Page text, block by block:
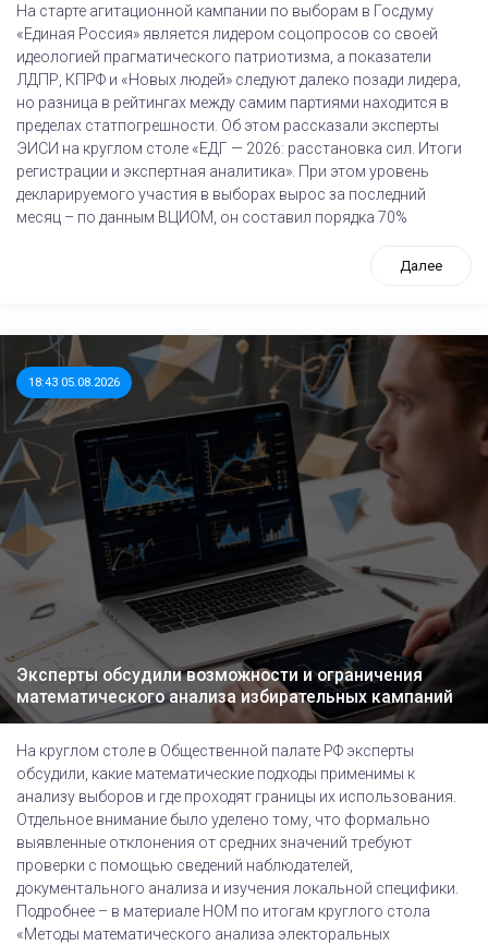
На старте агитационной кампании по выборам в Госдуму
«Единая Россия» является лидером соцопросов со своей
идеологией прагматического патриотизма, а показатели
ЛДПР, КПРФ и «Новых людей» следуют далеко позади лидера,
но разница в рейтингах между самим партиями находится в
пределах статпогрешности. Об этом рассказали эксперты
ЭИСИ на круглом столе «ЕДГ — 2026: расстановка сил. Итоги
регистрации и экспертная аналитика». При этом уровень
декларируемого участия в выборах вырос за последний
месяц – по данным ВЦИОМ, он составил порядка 70%
Далее
18:43 05.08.2026
Эксперты обсудили возможности и ограничения
математического анализа избирательных кампаний
На круглом столе в Общественной палате РФ эксперты
обсудили, какие математические подходы применимы к
анализу выборов и где проходят границы их использования.
Отдельное внимание было уделено тому, что формально
выявленные отклонения от средних значений требуют
проверки с помощью сведений наблюдателей,
документального анализа и изучения локальной специфики.
Подробнее – в материале НОМ по итогам круглого стола
«Методы математического анализа электоральных